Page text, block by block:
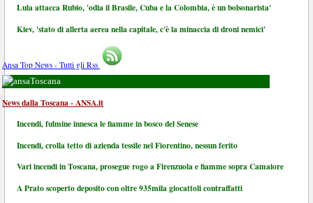
Lula attacca Rubio, 'odia il Brasile, Cuba e la Colombia, è un bolsonarista'
Kiev, 'stato di allerta aerea nella capitale, c'è la minaccia di droni nemici'
Ansa Top News - Tutti gli Rss
Toscana
News dalla Toscana - ANSA.it
Incendi, fulmine innesca le fiamme in bosco del Senese
Incendi, crolla tetto di azienda tessile nel Fiorentino, nessun ferito
Vari incendi in Toscana, prosegue rogo a Firenzuola e fiamme sopra Camaiore
A Prato scoperto deposito con oltre 935mila giocattoli contraffatti